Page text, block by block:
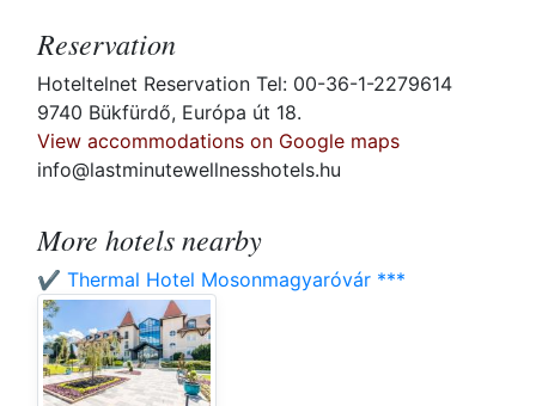
Reservation
Hoteltelnet Reservation Tel: 00-36-1-2279614
9740 Bükfürdő, Európa út 18.
View accommodations on Google maps
info@lastminutewellnesshotels.hu
More hotels nearby
✔️ Thermal Hotel Mosonmagyaróvár ***